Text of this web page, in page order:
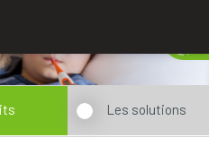
Les solutions